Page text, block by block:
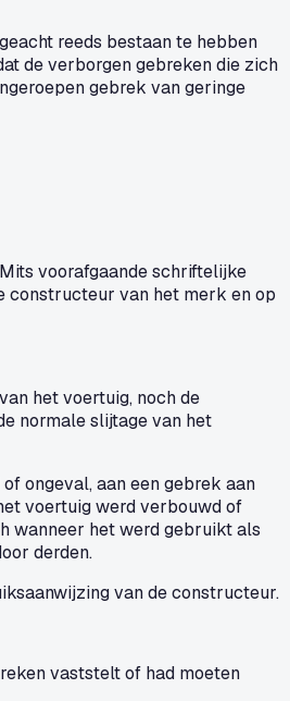
reeds bestaan te hebben
de verborgen gebreken die zich
gebrek van geringe
voorafgaande schriftelijke
constructeur van het merk en op
het voertuig, noch de
normale slijtage van het
ongeval, aan een gebrek aan
voertuig werd verbouwd of
wanneer het werd gebruikt als
derden.
van de constructeur.
vaststelt of had moeten